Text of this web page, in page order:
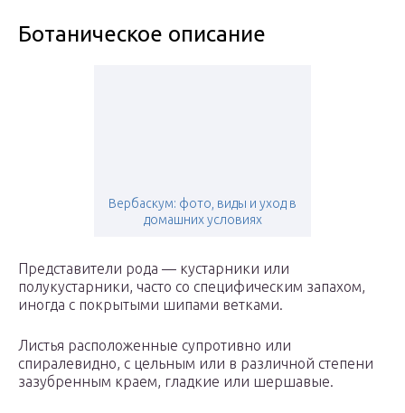
Ботаническое описание
Вербаскум: фото, виды и уход в
домашних условиях
Представители рода — кустарники или
полукустарники, часто со специфическим запахом,
иногда с покрытыми шипами ветками.
Листья расположенные супротивно или
спиралевидно, с цельным или в различной степени
зазубренным краем, гладкие или шершавые.